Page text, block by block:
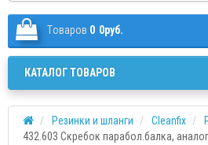
Tоваров 0 0руб.
КАТАЛОГ ТОВАРОВ
Резинки и шланги Cleanfix
432.603 Скребок парабол.балка,